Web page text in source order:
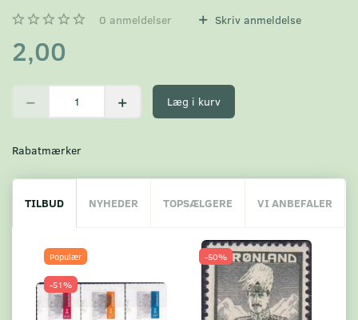
0 anmeldelser Skriv anmeldelse
2,00
Læg i kurv
Rabatmærker
TILBUD NYHEDER TOPSÆLGERE VI ANBEFALER
Populær
-51%
-50%